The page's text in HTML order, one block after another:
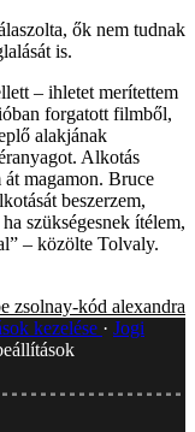
ők nem tudnak
is.
– ihletet merítettem
forgatott filmből,
alakjának
Alkotás
magamon. Bruce
beszerzem,
szükségesnek ítélem,
– közölte Tolvaly.
zsolnay-kód alexandra
kezelése
Jogi